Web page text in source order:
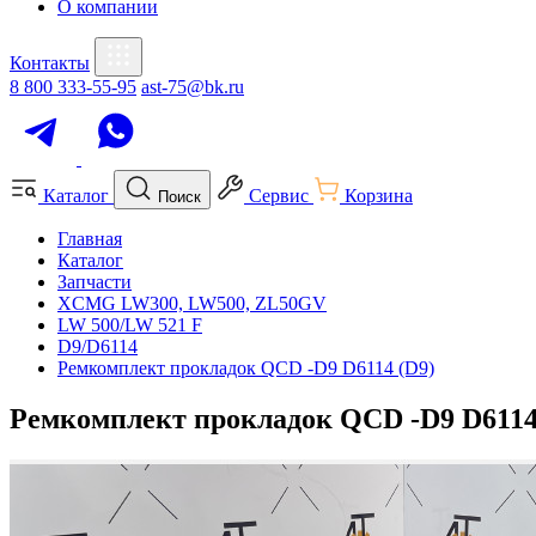
О компании
Контакты
8 800 333-55-95 ast-75@bk.ru
Каталог Поиск Сервис Корзина
Главная
Каталог
Запчасти
XCMG LW300, LW500, ZL50GV
LW 500/LW 521 F
D9/D6114
Ремкомплект прокладок QCD -D9 D6114 (D9)
Ремкомплект прокладок QCD -D9